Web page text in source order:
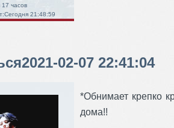
часов
Сегодня 21:48:59
2021-02-07 22:41:04
*Обнимает крепко
дома!!